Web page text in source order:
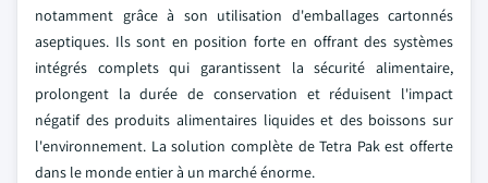
notamment grâce à son utilisation d'emballages cartonnés
aseptiques. Ils sont en position forte en offrant des systèmes
intégrés complets qui garantissent la sécurité alimentaire,
prolongent la durée de conservation et réduisent l'impact
négatif des produits alimentaires liquides et des boissons sur
l'environnement. La solution complète de Tetra Pak est offerte
dans le monde entier à un marché énorme.